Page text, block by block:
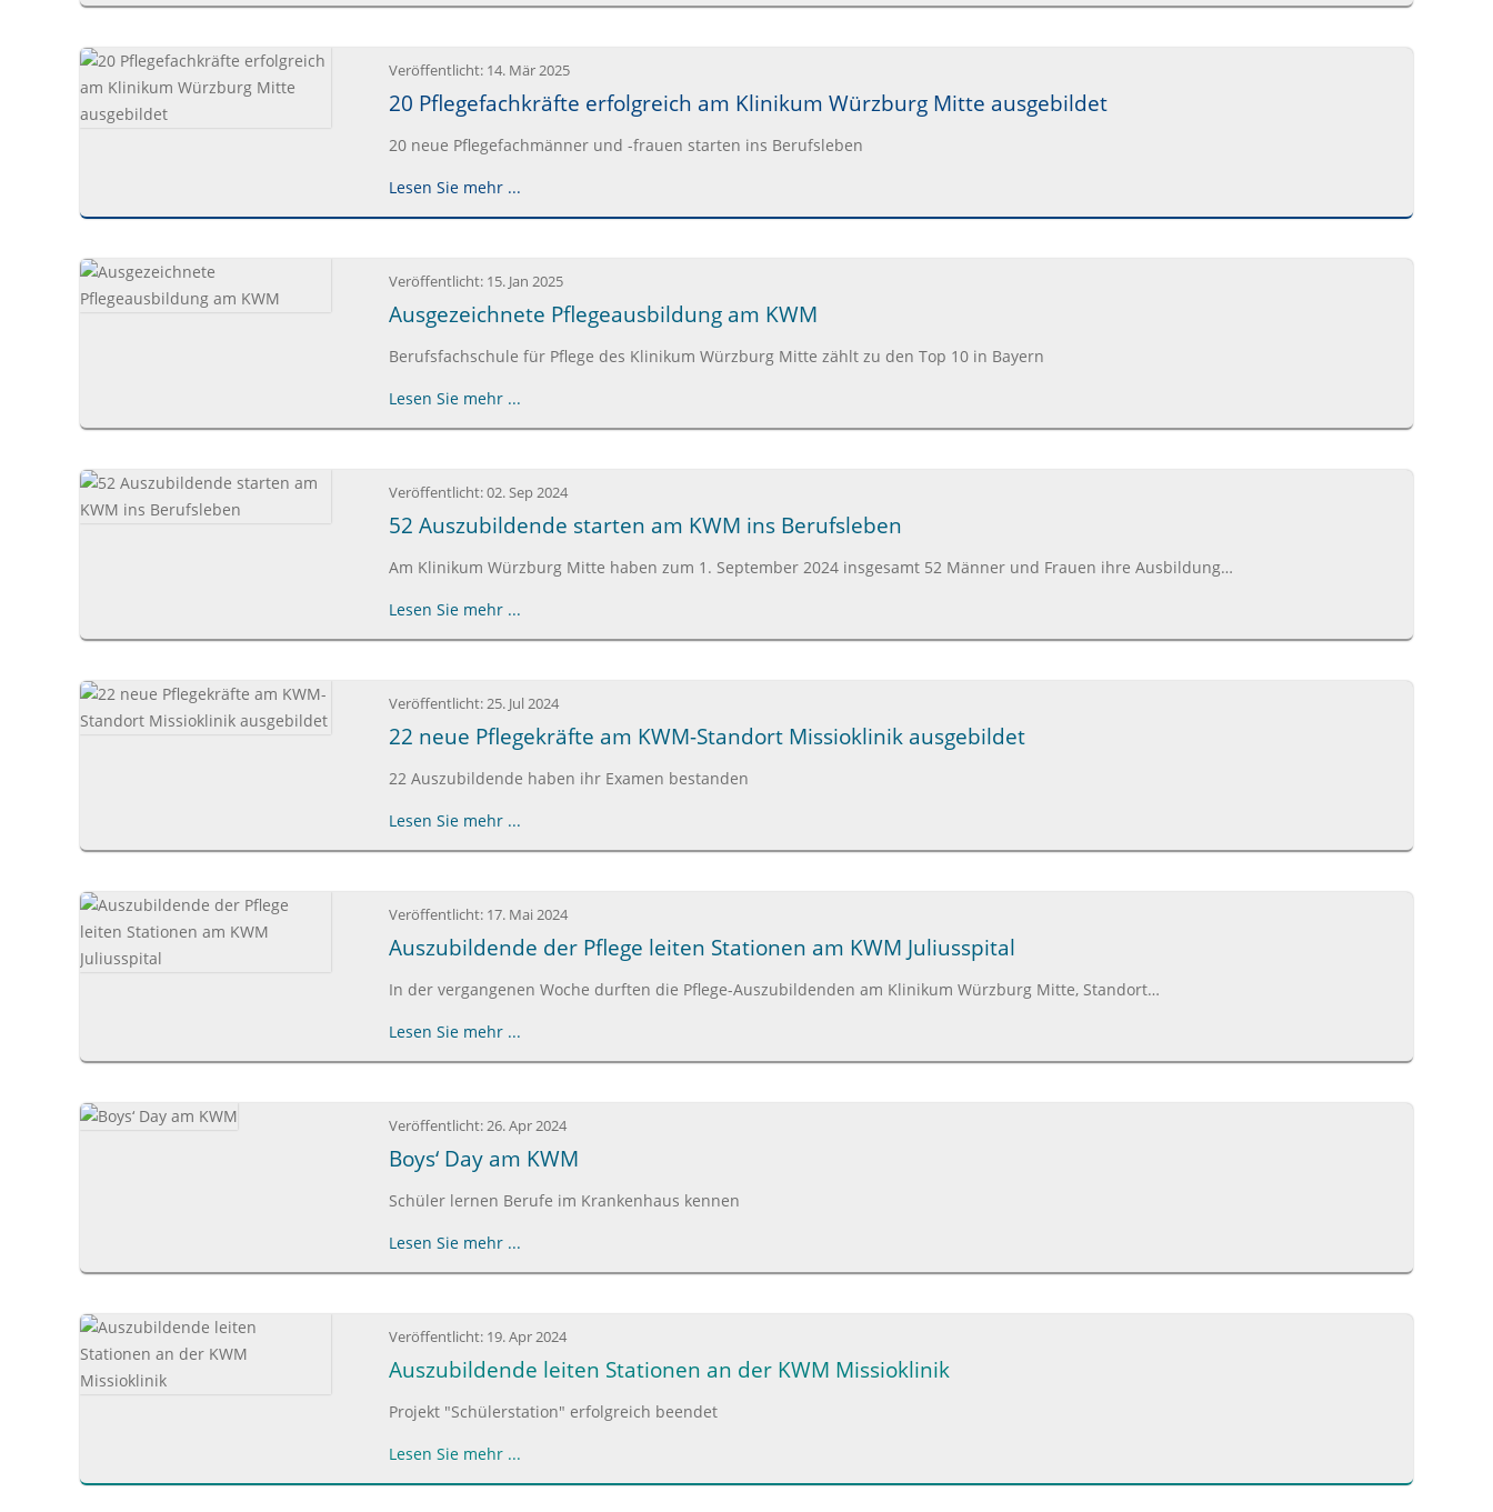
Veröffentlicht: 14. Mär 2025
20 Pflegefachkräfte erfolgreich am Klinikum Würzburg Mitte ausgebildet
20 neue Pflegefachmänner und -frauen starten ins Berufsleben
Lesen Sie mehr ...
Veröffentlicht: 15. Jan 2025
Ausgezeichnete Pflegeausbildung am KWM
Berufsfachschule für Pflege des Klinikum Würzburg Mitte zählt zu den Top 10 in Bayern
Lesen Sie mehr ...
Veröffentlicht:02. Sep 2024
52 Auszubildende starten am KWM ins Berufsleben
Am Klinikum Würzburg Mitte haben zum 1. September 2024 insgesamt 52 Männer und Frauen ihre Ausbildung…
Lesen Sie mehr ...
Veröffentlicht:25. Jul 2024
22 neue Pflegekräfte am KWM-Standort Missioklinik ausgebildet
22 Auszubildende haben ihr Examen bestanden
Lesen Sie mehr ...
Veröffentlicht: 17. Mai 2024
Auszubildende der Pflege leiten Stationen am KWM Juliusspital
In der vergangenen Woche durften die Pflege-Auszubildenden am Klinikum Würzburg Mitte, Standort…
Lesen Sie mehr ...
Veröffentlicht:26. Apr 2024
Boys‘ Day am KWM
Schüler lernen Berufe im Krankenhaus kennen
Lesen Sie mehr ...
Veröffentlicht: 19. Apr 2024
Auszubildende leiten Stationen an der KWM Missioklinik
Projekt "Schülerstation" erfolgreich beendet
Lesen Sie mehr ...